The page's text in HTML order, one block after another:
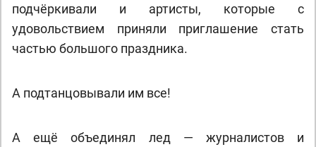
подчёркивали и артисты, которые с
удовольствием приняли приглашение стать
частью большого праздника.
А подтанцовывали им все!
А ещё объединял лед — журналистов и